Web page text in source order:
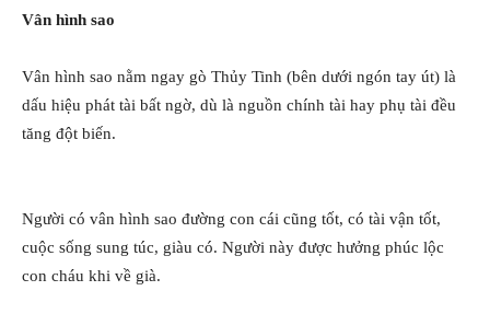
Vân hình sao
Vân hình sao nằm ngay gò Thủy Tinh (bên dưới ngón tay út) là
dấu hiệu phát tài bất ngờ, dù là nguồn chính tài hay phụ tài đều
tăng đột biến.
Người có vân hình sao đường con cái cũng tốt, có tài vận tốt,
cuộc sống sung túc, giàu có. Người này được hưởng phúc lộc
con cháu khi về già.